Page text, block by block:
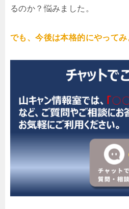
るのか？悩みました。
でも、今後は本格的にやって